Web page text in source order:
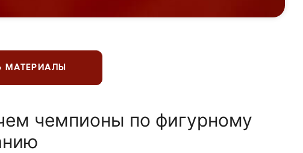
МАТЕРИАЛЫ
чемпионы по фигурному